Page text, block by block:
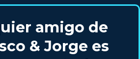
amigo de
& Jorge es